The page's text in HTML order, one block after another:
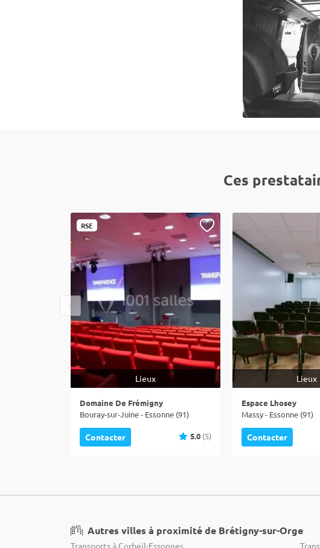
Ces
RSE
Lieux
Domaine De Frémigny
Bouray-sur-Juine - Essonne (91)
Contacter 5.0 (5)
Lieux
Espace Lhosey
Massy - Essonne (91)
Contacter
Autres villes à proximité de Brétigny-sur-Orge
Transports à Corbeil-Essonnes